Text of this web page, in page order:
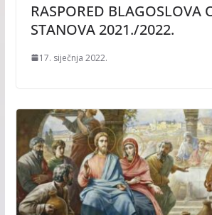
RASPORED BLAGOSLOVA
STANOVA 2021./2022.
17. siječnja 2022.